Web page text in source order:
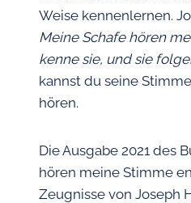
Weise kennenlernen.
Meine Schafe hören
kenne sie, und sie
kannst du seine
hören.
Die Ausgabe 2021 des
hören meine Stimme
Zeugnisse von Joseph